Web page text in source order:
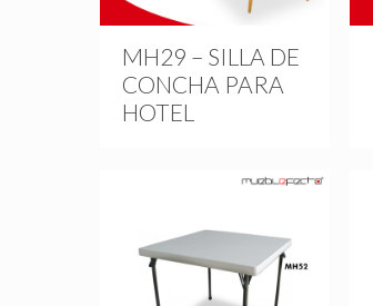
MH29 – SILLA DE
CONCHA PARA
HOTEL